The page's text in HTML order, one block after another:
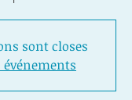
sont closes